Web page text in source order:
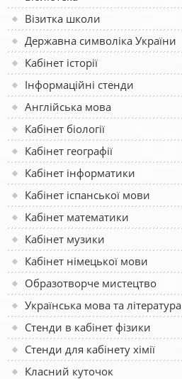
Візитка школи
Державна символіка України
Кабінет історії
Інформаційні стенди
Англійська мова
Кабінет біології
Кабінет географії
Кабінет інформатики
Кабінет іспанської мови
Кабінет математики
Кабінет музики
Кабінет німецької мови
Образотворче мистецтво
Українська мова та література
Стенди в кабінет фізики
Стенди для кабінету хімії
Класний куточок